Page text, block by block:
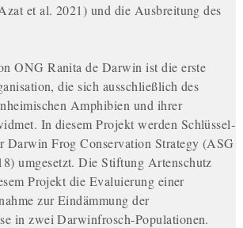
et al. 2021) und die Ausbreitung des
ONG Ranita de Darwin ist die erste
die sich ausschließlich des
Amphibien und ihrer
In diesem Projekt werden Schlüssel­
Darwin Frog Conservation Strategy (ASG
umgesetzt. Die Stiftung Artenschutz
Projekt die Evaluierung einer
zur Eindämmung der
in zwei Darwinfrosch-Populationen.